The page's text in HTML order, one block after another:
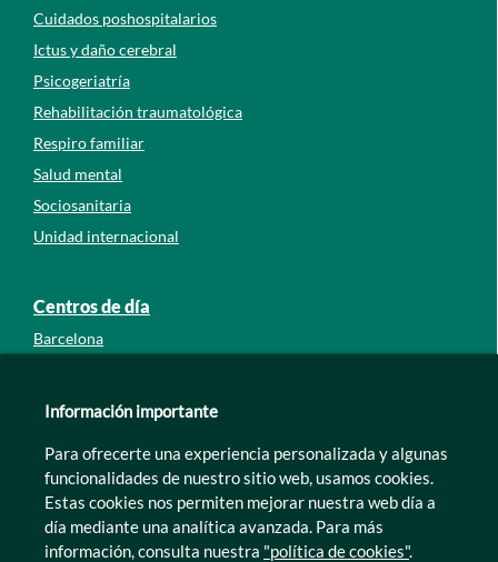
Cuidados poshospitalarios
Ictus y daño cerebral
Psicogeriatría
Rehabilitación traumatológica
Respiro familiar
Salud mental
Sociosanitaria
Unidad internacional
Centros de día
Barcelona
León
Murcia
Tarragona
Zamora
Información importante
Para ofrecerte una experiencia personalizada y algunas
funcionalidades de nuestro sitio web, usamos cookies.
Estas cookies nos permiten mejorar nuestra web día a
día mediante una analítica avanzada. Para más
información, consulta nuestra "política de cookies".